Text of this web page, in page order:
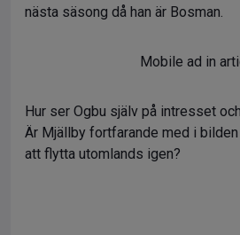
nästa säsong då han är Bosman.
Mobile ad in
Hur ser Ogbu själv på intresset
Är Mjällby fortfarande med i bilden
att flytta utomlands igen?